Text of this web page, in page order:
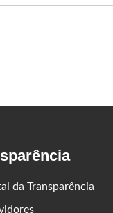
da Transparência